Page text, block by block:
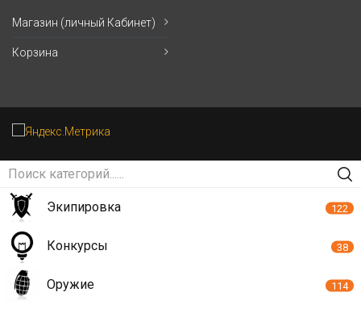
Магазин (личный Кабинет)
Корзина
Экипировка 122
Конкурсы 38
Оружие 114